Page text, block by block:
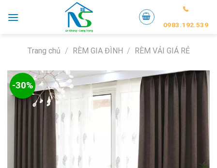
0983.192.539
Trang chủ / RÈM GIA ĐÌNH / RÈM VẢI GIÁ RẺ
-30%